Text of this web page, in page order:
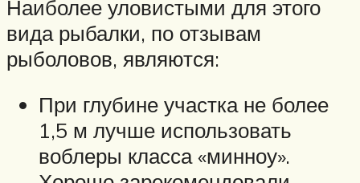
Наиболее уловистыми для этого
вида рыбалки, по отзывам
рыболовов, являются:
При глубине участка не более
1,5 м лучше использовать
воблеры класса «минноу».